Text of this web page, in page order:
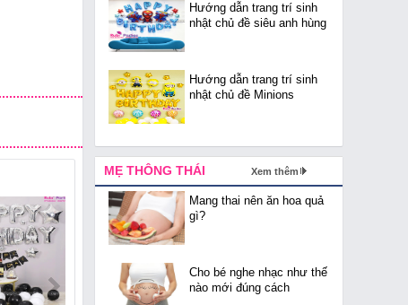
Hướng dẫn trang trí sinh
nhật chủ đề siêu anh hùng
Hướng dẫn trang trí sinh
nhật chủ đề Minions
MẸ THÔNG THÁI Xem thêm
Mang thai nên ăn hoa quả
gì?
Cho bé nghe nhạc như thế
nào mới đúng cách